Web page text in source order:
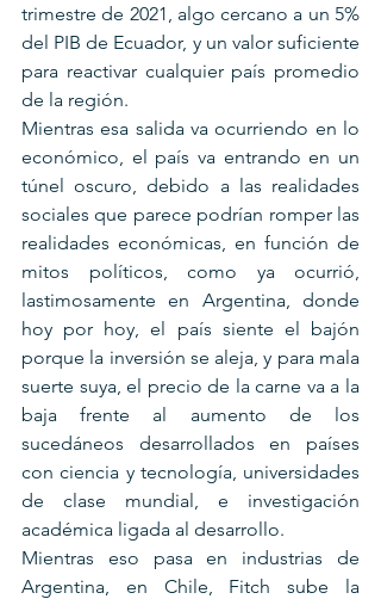
trimestre de 2021, algo cercano a un 5%
del PIB de Ecuador, y un valor suficiente
para reactivar cualquier país promedio
de la región.
Mientras esa salida va ocurriendo en lo
económico, el país va entrando en un
túnel oscuro, debido a las realidades
sociales que parece podrían romper las
realidades económicas, en función de
mitos políticos, como ya ocurrió,
lastimosamente en Argentina, donde
hoy por hoy, el país siente el bajón
porque la inversión se aleja, y para mala
suerte suya, el precio de la carne va a la
baja frente al aumento de los
sucedáneos desarrollados en países
con ciencia y tecnología, universidades
de clase mundial, e investigación
académica ligada al desarrollo.
Mientras eso pasa en industrias de
Argentina, en Chile, Fitch sube la